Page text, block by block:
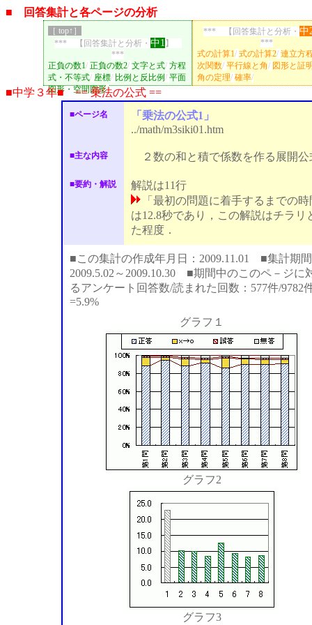
■ 回答集計と各ページの分析
［ top↑］
*** 【回答集計と分析・ 中1 】
***
正負の数1/ 正負の数2/ 文字と式/ 方程
式・不等式/ 座標/ 比例と反比例/ 平面
図形・空間図形/
*** 【回答集計と分析・ 中
***
式の計算1/ 式の計算2/ 連立方
次関数/ 平行線と角/ 図形と証
角の定理/ 確率/
■中学３年■ == 乗法の公式 ==
■ページ名
「乗法の公式1」
../math/m3siki01.htm
■主な内容 ２数の和と積で係数を作る展開公
■要約・解説
解説は11行
「最初の問題に着手するまでの
は12.8秒であり，この解説はチラリ
た程度．
■この集計の作成年月日：2009.11.01 ■集計期間
2009.5.02～2009.10.30 ■期間中のこのペ－ジに
るアンケート回答数/読まれた回数：577件/9782
=5.9%
グラフ１
グラフ2
グラフ3